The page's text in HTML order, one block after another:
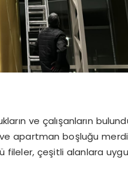
ve çalışanların
apartman boşluğu
çeşitli alanlara